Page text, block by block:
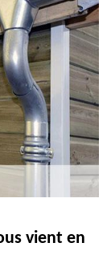
vient en